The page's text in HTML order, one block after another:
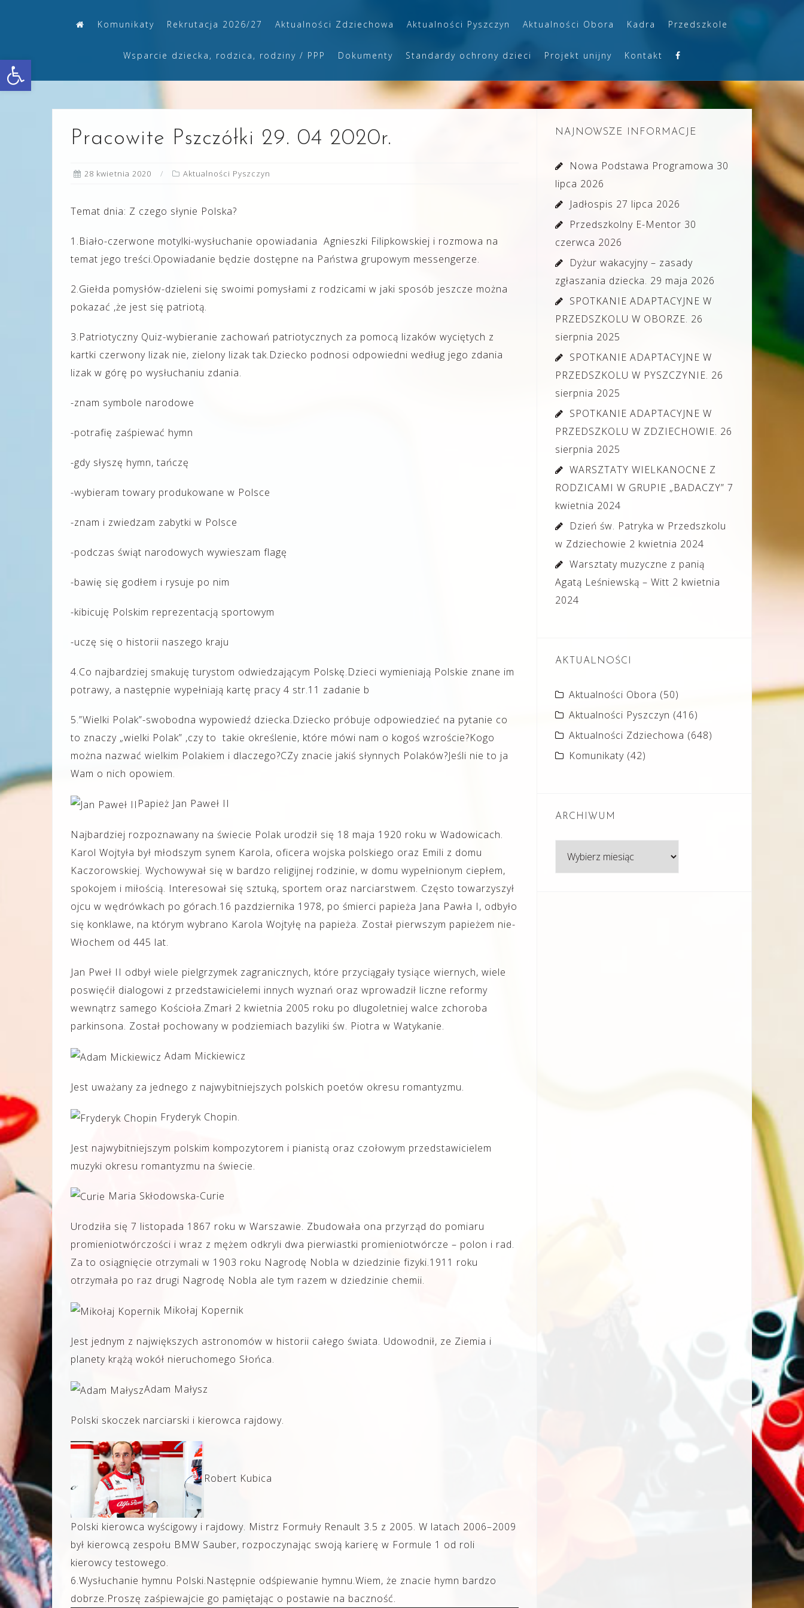
Otwórz pasek narzędzi
Komunikaty Rekrutacja 2026/27 Aktualności Zdziechowa Aktualności Pyszczyn Aktualności Obora Kadra Przedszkole
Wsparcie dziecka, rodzica, rodziny / PPP Dokumenty Standardy ochrony dzieci Projekt unijny Kontakt
Pracowite Pszczółki 29. 04 2020r.
28 kwietnia 2020 Aktualności Pyszczyn
Temat dnia: Z czego słynie Polska?
1.Biało-czerwone motylki-wysłuchanie opowiadania Agnieszki Filipkowskiej i rozmowa na
temat jego treści.Opowiadanie będzie dostępne na Państwa grupowym messengerze.
2.Giełda pomysłów-dzieleni się swoimi pomysłami z rodzicami w jaki sposób jeszcze można
pokazać ,że jest się patriotą.
3.Patriotyczny Quiz-wybieranie zachowań patriotycznych za pomocą lizaków wyciętych z
kartki czerwony lizak nie, zielony lizak tak.Dziecko podnosi odpowiedni według jego zdania
lizak w górę po wysłuchaniu zdania.
-znam symbole narodowe
-potrafię zaśpiewać hymn
-gdy słyszę hymn, tańczę
-wybieram towary produkowane w Polsce
-znam i zwiedzam zabytki w Polsce
-podczas świąt narodowych wywieszam flagę
-bawię się godłem i rysuje po nim
-kibicuję Polskim reprezentacją sportowym
-uczę się o historii naszego kraju
4.Co najbardziej smakuję turystom odwiedzającym Polskę.Dzieci wymieniają Polskie znane im
potrawy, a następnie wypełniają kartę pracy 4 str.11 zadanie b
5.”Wielki Polak”-swobodna wypowiedź dziecka.Dziecko próbuje odpowiedzieć na pytanie co
to znaczy „wielki Polak” ,czy to takie określenie, które mówi nam o kogoś wzroście?Kogo
można nazwać wielkim Polakiem i dlaczego?CZy znacie jakiś słynnych Polaków?Jeśli nie to ja
Wam o nich opowiem.
Papież Jan Paweł II
Najbardziej rozpoznawany na świecie Polak urodził się 18 maja 1920 roku w Wadowicach.
Karol Wojtyła był młodszym synem Karola, oficera wojska polskiego oraz Emili z domu
Kaczorowskiej. Wychowywał się w bardzo religijnej rodzinie, w domu wypełnionym ciepłem,
spokojem i miłością. Interesował się sztuką, sportem oraz narciarstwem. Często towarzyszył
ojcu w wędrówkach po górach.16 pazdziernika 1978, po śmierci papieża Jana Pawła I, odbyło
się konklawe, na którym wybrano Karola Wojtyłę na papieża. Został pierwszym papieżem nie-
Włochem od 445 lat.
Jan Pweł II odbył wiele pielgrzymek zagranicznych, które przyciągały tysiące wiernych, wiele
poswięćił dialogowi z przedstawicielemi innych wyznań oraz wprowadził liczne reformy
wewnątrz samego Kościoła.Zmarł 2 kwietnia 2005 roku po dlugoletniej walce zchoroba
parkinsona. Został pochowany w podziemiach bazyliki św. Piotra w Watykanie.
Adam Mickiewicz
Jest uważany za jednego z najwybitniejszych polskich poetów okresu romantyzmu.
Fryderyk Chopin.
Jest najwybitniejszym polskim kompozytorem i pianistą oraz czołowym przedstawicielem
muzyki okresu romantyzmu na świecie.
Maria Skłodowska-Curie
Urodziła się 7 listopada 1867 roku w Warszawie. Zbudowała ona przyrząd do pomiaru
promieniotwórczości i wraz z mężem odkryli dwa pierwiastki promieniotwórcze – polon i rad.
Za to osiągnięcie otrzymali w 1903 roku Nagrodę Nobla w dziedzinie fizyki.1911 roku
otrzymała po raz drugi Nagrodę Nobla ale tym razem w dziedzinie chemii.
Mikołaj Kopernik
Jest jednym z największych astronomów w historii całego świata. Udowodnił, ze Ziemia i
planety krążą wokół nieruchomego Słońca.
Adam Małysz
Polski skoczek narciarski i kierowca rajdowy.
Robert Kubica
Polski kierowca wyścigowy i rajdowy. Mistrz Formuły Renault 3.5 z 2005. W latach 2006–2009
był kierowcą zespołu BMW Sauber, rozpoczynając swoją karierę w Formule 1 od roli
kierowcy testowego.
6.Wysłuchanie hymnu Polski.Następnie odśpiewanie hymnu.Wiem, że znacie hymn bardzo
dobrze.Proszę zaśpiewajcie go pamiętając o postawie na baczność.
NAJNOWSZE INFORMACJE
Nowa Podstawa Programowa 30
lipca 2026
Jadłospis 27 lipca 2026
Przedszkolny E-Mentor 30
czerwca 2026
Dyżur wakacyjny – zasady
zgłaszania dziecka. 29 maja 2026
SPOTKANIE ADAPTACYJNE W
PRZEDSZKOLU W OBORZE. 26
sierpnia 2025
SPOTKANIE ADAPTACYJNE W
PRZEDSZKOLU W PYSZCZYNIE. 26
sierpnia 2025
SPOTKANIE ADAPTACYJNE W
PRZEDSZKOLU W ZDZIECHOWIE. 26
sierpnia 2025
WARSZTATY WIELKANOCNE Z
RODZICAMI W GRUPIE „BADACZY” 7
kwietnia 2024
Dzień św. Patryka w Przedszkolu
w Zdziechowie 2 kwietnia 2024
Warsztaty muzyczne z panią
Agatą Leśniewską – Witt 2 kwietnia
2024
AKTUALNOŚCI
Aktualności Obora (50)
Aktualności Pyszczyn (416)
Aktualności Zdziechowa (648)
Komunikaty (42)
ARCHIWUM